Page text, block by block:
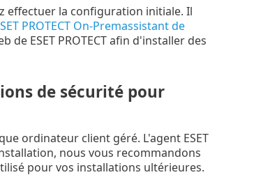
effectuer la configuration initiale. Il
PROTECT On-Premassistant de
ESET PROTECT afin d'installer des
de sécurité pour
ordinateur client géré. L'agent ESET
nous vous recommandons
pour vos installations ultérieures.